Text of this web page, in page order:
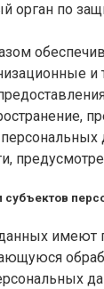
орган по
и
субъектов
имеют